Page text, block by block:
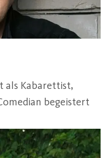
als Kabarettist,
begeistert